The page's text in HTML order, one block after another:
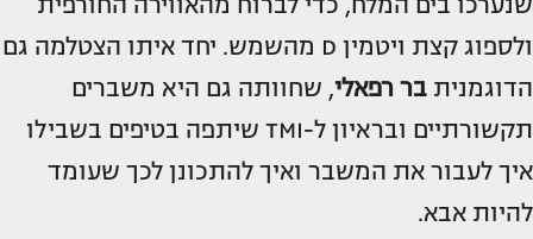
ולספוג קצת ויטמין D מהשמש. יחד איתו הצטלמה גם
הדוגמנית בר רפאלי, שחוותה גם היא משברים
תקשורתיים ובראיון ל-TMI שיתפה בטיפים בשבילו
איך לעבור את המשבר ואיך להתכונן לכך שעומד
להיות אבא.